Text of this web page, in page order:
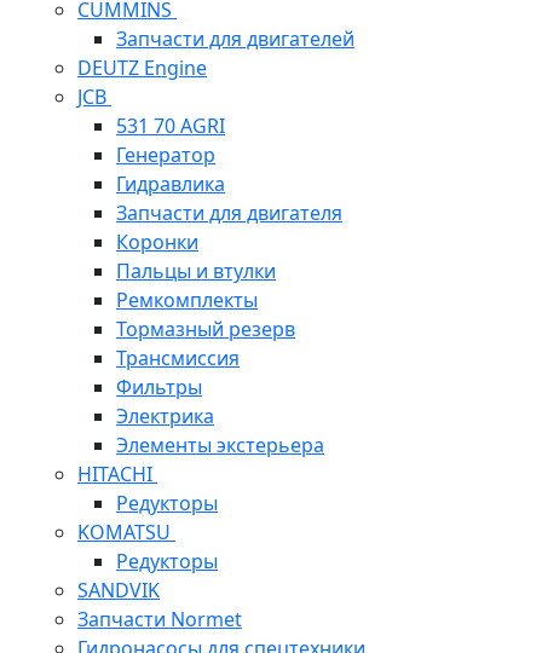
CUMMINS
Запчасти для двигателей
DEUTZ Engine
JCB
531 70 AGRI
Генератор
Гидравлика
Запчасти для двигателя
Коронки
Пальцы и втулки
Ремкомплекты
Тормазный резерв
Трансмиссия
Фильтры
Электрика
Элементы экстерьера
HITACHI
Редукторы
KOMATSU
Редукторы
SANDVIK
Запчасти Normet